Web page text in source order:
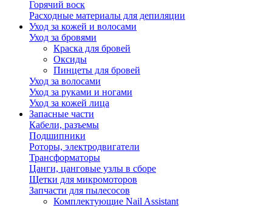
Горячий воск
Расходные материалы для депиляции
Уход за кожей и волосами
Уход за бровями
Краска для бровей
Оксиды
Пинцеты для бровей
Уход за волосами
Уход за руками и ногами
Уход за кожей лица
Запасные части
Кабели, разъемы
Подшипники
Роторы, электродвигатели
Трансформаторы
Цанги, цанговые узлы в сборе
Щетки для микромоторов
Запчасти для пылесосов
Комплектующие Nail Assistant